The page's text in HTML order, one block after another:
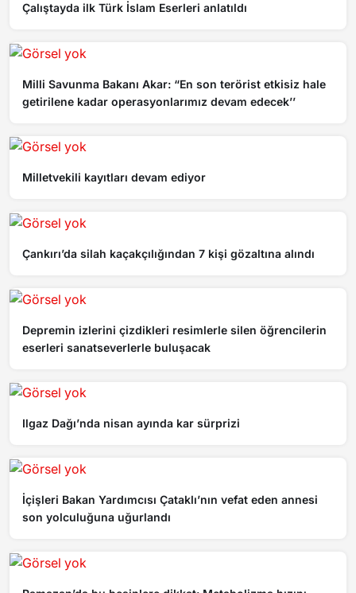
Çalıştayda ilk Türk İslam Eserleri anlatıldı
Milli Savunma Bakanı Akar: “En son terörist etkisiz hale
getirilene kadar operasyonlarımız devam edecek’’
Milletvekili kayıtları devam ediyor
Çankırı’da silah kaçakçılığından 7 kişi gözaltına alındı
Depremin izlerini çizdikleri resimlerle silen öğrencilerin
eserleri sanatseverlerle buluşacak
Ilgaz Dağı’nda nisan ayında kar sürprizi
İçişleri Bakan Yardımcısı Çataklı’nın vefat eden annesi
son yolculuğuna uğurlandı